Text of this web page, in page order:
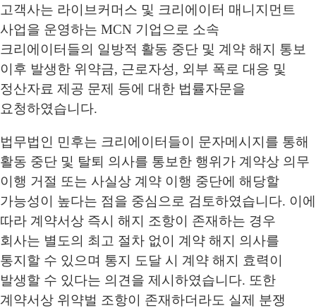
고객사는 라이브커머스 및 크리에이터 매니지먼트
사업을 운영하는 MCN 기업으로 소속
크리에이터들의 일방적 활동 중단 및 계약 해지 통보
이후 발생한 위약금, 근로자성, 외부 폭로 대응 및
정산자료 제공 문제 등에 대한 법률자문을
요청하였습니다.
법무법인 민후는 크리에이터들이 문자메시지를 통해
활동 중단 및 탈퇴 의사를 통보한 행위가 계약상 의무
이행 거절 또는 사실상 계약 이행 중단에 해당할
가능성이 높다는 점을 중심으로 검토하였습니다. 이에
따라 계약서상 즉시 해지 조항이 존재하는 경우
회사는 별도의 최고 절차 없이 계약 해지 의사를
통지할 수 있으며 통지 도달 시 계약 해지 효력이
발생할 수 있다는 의견을 제시하였습니다. 또한
계약서상 위약벌 조항이 존재하더라도 실제 분쟁